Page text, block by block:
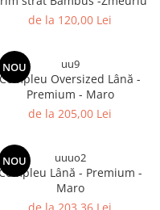
de la 120,00 Lei
NOU uu9
Compleu Oversized Lână -
Premium - Maro
de la 205,00 Lei
NOU uuuo2
Compleu Lână - Premium -
Maro